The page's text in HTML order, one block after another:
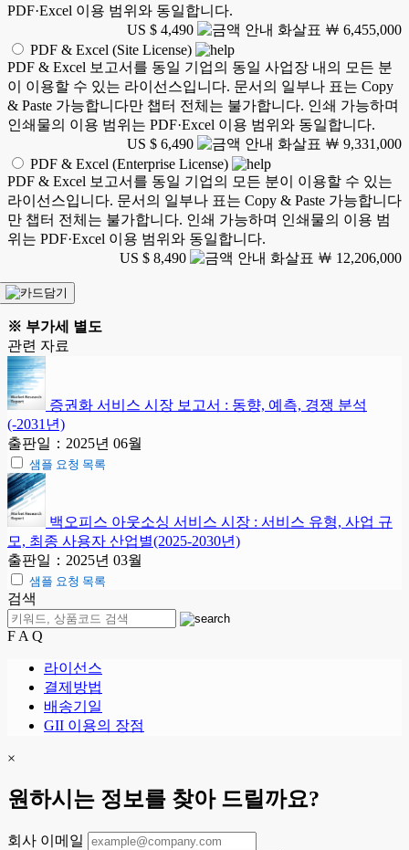
PDF·Excel 이용 범위와 동일합니다.
US $ 4,490
￦ 6,455,000
PDF & Excel (Site License)
PDF & Excel 보고서를 동일 기업의 동일 사업장 내의 모든 분
이 이용할 수 있는 라이선스입니다. 문서의 일부나 표는 Copy
& Paste 가능합니다만 챕터 전체는 불가합니다. 인쇄 가능하며
인쇄물의 이용 범위는 PDF·Excel 이용 범위와 동일합니다.
US $ 6,490
￦ 9,331,000
PDF & Excel (Enterprise License)
PDF & Excel 보고서를 동일 기업의 모든 분이 이용할 수 있는
라이선스입니다. 문서의 일부나 표는 Copy & Paste 가능합니다
만 챕터 전체는 불가합니다. 인쇄 가능하며 인쇄물의 이용 범
위는 PDF·Excel 이용 범위와 동일합니다.
US $ 8,490
￦ 12,206,000
※ 부가세 별도
관련 자료
증권화 서비스 시장 보고서 : 동향, 예측, 경쟁 분석
(-2031년)
출판일：2025년 06월
샘플 요청 목록
백오피스 아웃소싱 서비스 시장 : 서비스 유형, 사업 규
모, 최종 사용자 산업별(2025-2030년)
출판일：2025년 03월
샘플 요청 목록
검색
F A Q
라이선스
결제방법
배송기일
GII 이용의 장점
×
원하시는 정보를 찾아 드릴까요?
회사 이메일